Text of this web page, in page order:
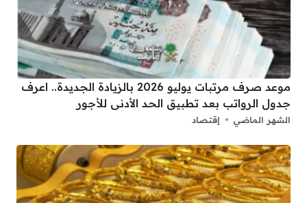
موعد صرف مرتبات يوليو 2026 بالزيادة الجديدة.. اعرف
جدول الرواتب بعد تطبيق الحد الأدنى للأجور
الشهر الماضي إقتصاد